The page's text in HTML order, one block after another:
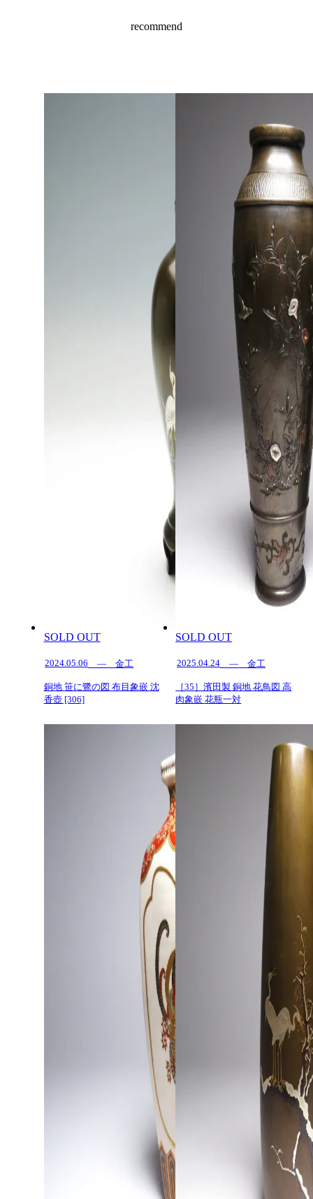
recommend
SOLD OUT
2024.05.06 — 金工
銅地 笹に鷺の図 布目象嵌 沈
香壺 [306]
SOLD OUT
2025.04.24 — 金工
［35］濱田製 銅地 花鳥図 高
肉象嵌 花瓶一対